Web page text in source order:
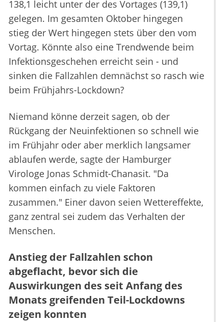
138,1 leicht unter der des Vortages (139,1)
gelegen. Im gesamten Oktober hingegen
stieg der Wert hingegen stets über den vom
Vortag. Könnte also eine Trendwende beim
Infektionsgeschehen erreicht sein - und
sinken die Fallzahlen demnächst so rasch wie
beim Frühjahrs-Lockdown?
Niemand könne derzeit sagen, ob der
Rückgang der Neuinfektionen so schnell wie
im Frühjahr oder aber merklich langsamer
ablaufen werde, sagte der Hamburger
Virologe Jonas Schmidt-Chanasit. "Da
kommen einfach zu viele Faktoren
zusammen." Einer davon seien Wettereffekte,
ganz zentral sei zudem das Verhalten der
Menschen.
Anstieg der Fallzahlen schon
abgeflacht, bevor sich die
Auswirkungen des seit Anfang des
Monats greifenden Teil-Lockdowns
zeigen konnten